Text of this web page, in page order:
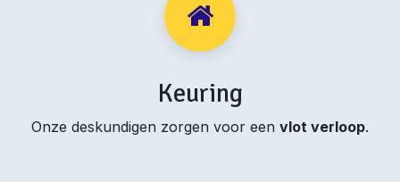
Keuring
Onze deskundigen zorgen voor een vlot verloop.